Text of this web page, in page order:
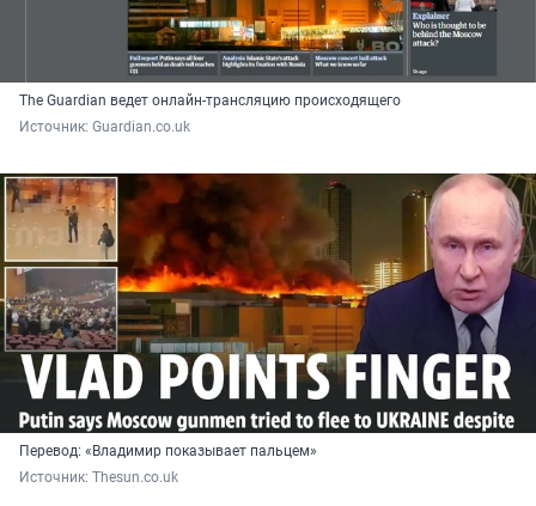
The Guardian ведет онлайн-трансляцию происходящего
Источник: Guardian.co.uk
Перевод: «Владимир показывает пальцем»
Источник: Thesun.co.uk